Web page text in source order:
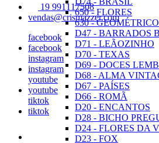
650 - FLORES
630 -
D47 - BARRADOS
D71 - LEÃOZINHO
D70 - TEXAS
D69 - DOCES
D68 - ALMA
D67 - PAÍSES
D66 - ROMÃ
D20 - ENCANTOS
D28 - BICHO
D24 - FLORES DA
D23 - FOX
19 991117508
vendas@crismazzer.com
facebook
facebook
instagram
instagram
youtube
youtube
tiktok
tiktok